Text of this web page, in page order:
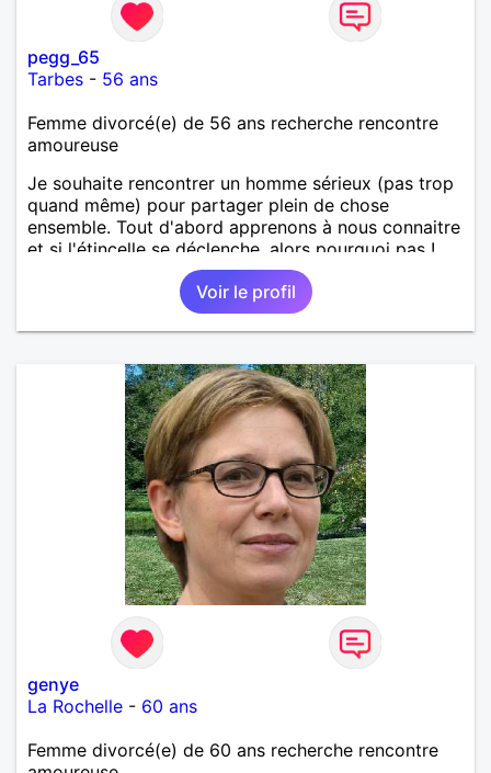
pegg_65
Tarbes - 56 ans
Femme divorcé(e) de 56 ans recherche rencontre
amoureuse
Je souhaite rencontrer un homme sérieux (pas trop
quand même) pour partager plein de chose
ensemble. Tout d'abord apprenons à nous connaitre
et si l'étincelle se déclenche, alors pourquoi pas !
Voir le profil
genye
La Rochelle - 60 ans
Femme divorcé(e) de 60 ans recherche rencontre